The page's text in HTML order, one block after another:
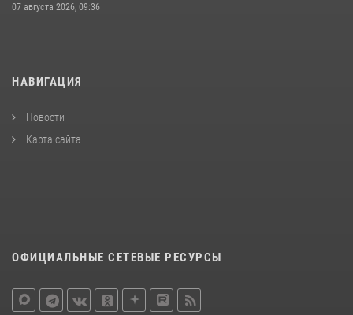
07 августа 2026, 09:36
НАВИГАЦИЯ
Новости
Карта сайта
ОФИЦИАЛЬНЫЕ СЕТЕВЫЕ РЕСУРСЫ